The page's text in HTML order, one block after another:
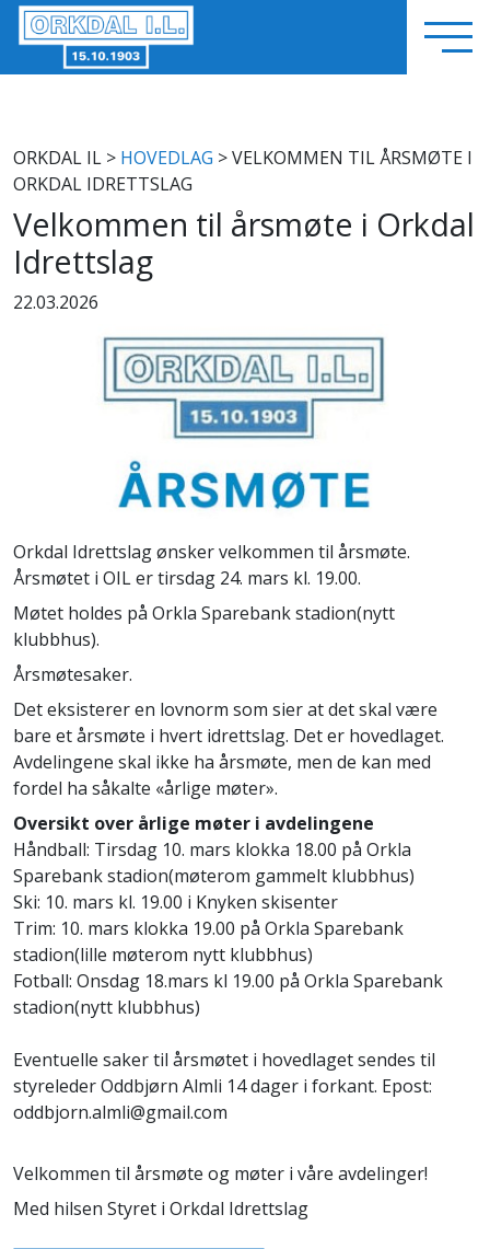
ORKDAL IL > HOVEDLAG > VELKOMMEN TIL ÅRSMØTE I
ORKDAL IDRETTSLAG
Velkommen til årsmøte i Orkdal
Idrettslag
22.03.2026
Orkdal Idrettslag ønsker velkommen til årsmøte.
Årsmøtet i OIL er tirsdag 24. mars kl. 19.00.
Møtet holdes på Orkla Sparebank stadion(nytt
klubbhus).
Årsmøtesaker.
Det eksisterer en lovnorm som sier at det skal være
bare et årsmøte i hvert idrettslag. Det er hovedlaget.
Avdelingene skal ikke ha årsmøte, men de kan med
fordel ha såkalte «årlige møter».
Oversikt over årlige møter i avdelingene
Håndball: Tirsdag 10. mars klokka 18.00 på Orkla
Sparebank stadion(møterom gammelt klubbhus)
Ski: 10. mars kl. 19.00 i Knyken skisenter
Trim: 10. mars klokka 19.00 på Orkla Sparebank
stadion(lille møterom nytt klubbhus)
Fotball: Onsdag 18.mars kl 19.00 på Orkla Sparebank
stadion(nytt klubbhus)
Eventuelle saker til årsmøtet i hovedlaget sendes til
styreleder Oddbjørn Almli 14 dager i forkant. Epost:
oddbjorn.almli@gmail.com
Velkommen til årsmøte og møter i våre avdelinger!
Med hilsen Styret i Orkdal Idrettslag